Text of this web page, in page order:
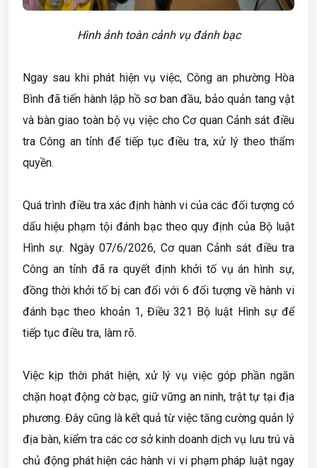
Hình ảnh toàn cảnh vụ đánh bạc
Ngay sau khi phát hiện vụ việc, Công an phường Hòa
Bình đã tiến hành lập hồ sơ ban đầu, bảo quản tang vật
và bàn giao toàn bộ vụ việc cho Cơ quan Cảnh sát điều
tra Công an tỉnh để tiếp tục điều tra, xử lý theo thẩm
quyền.
Quá trình điều tra xác định hành vi của các đối tượng có
dấu hiệu phạm tội đánh bạc theo quy định của Bộ luật
Hình sự. Ngày 07/6/2026, Cơ quan Cảnh sát điều tra
Công an tỉnh đã ra quyết định khởi tố vụ án hình sự,
đồng thời khởi tố bị can đối với 6 đối tượng về hành vi
đánh bạc theo khoản 1, Điều 321 Bộ luật Hình sự để
tiếp tục điều tra, làm rõ.
Việc kịp thời phát hiện, xử lý vụ việc góp phần ngăn
chặn hoạt động cờ bạc, giữ vững an ninh, trật tự tại địa
phương. Đây cũng là kết quả từ việc tăng cường quản lý
địa bàn, kiểm tra các cơ sở kinh doanh dịch vụ lưu trú và
chủ động phát hiện các hành vi vi phạm pháp luật ngay